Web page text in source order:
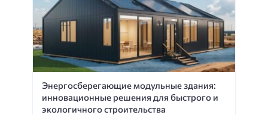
Энергосберегающие модульные здания:
инновационные решения для быстрого и
экологичного строительства